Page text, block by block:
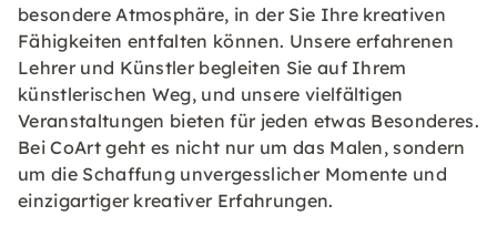
besondere Atmosphäre, in der Sie Ihre kreativen
Fähigkeiten entfalten können. Unsere erfahrenen
Lehrer und Künstler begleiten Sie auf Ihrem
künstlerischen Weg, und unsere vielfältigen
Veranstaltungen bieten für jeden etwas Besonderes.
Bei CoArt geht es nicht nur um das Malen, sondern
um die Schaffung unvergesslicher Momente und
einzigartiger kreativer Erfahrungen.